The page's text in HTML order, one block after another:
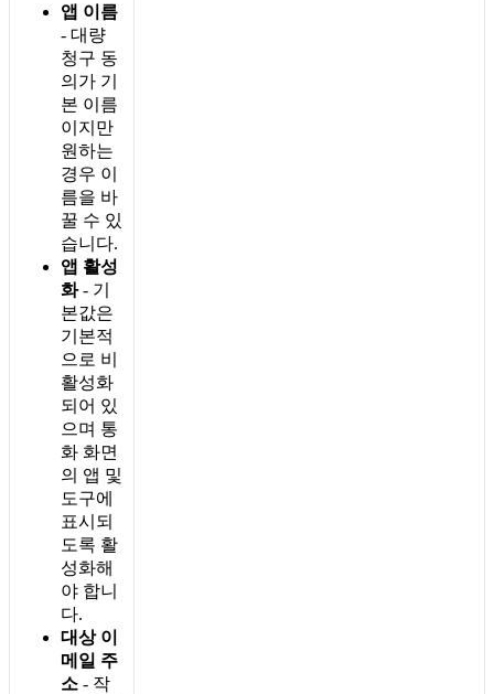
앱 이 름
- 대 량
청구 동
의 가 기
본 이 름
이 지 만
원하는
경우 이
름을 바
꿀 수 있
습니 다.
앱 활성
화 - 기
본값은
기 본적
으 로 비
활성화
되 어 있
으며 통
화 화면
의 앱 및
도구에
표시 되
도록 활
성화해
야 합니
다.
대상 이
메 일 주
소 - 작